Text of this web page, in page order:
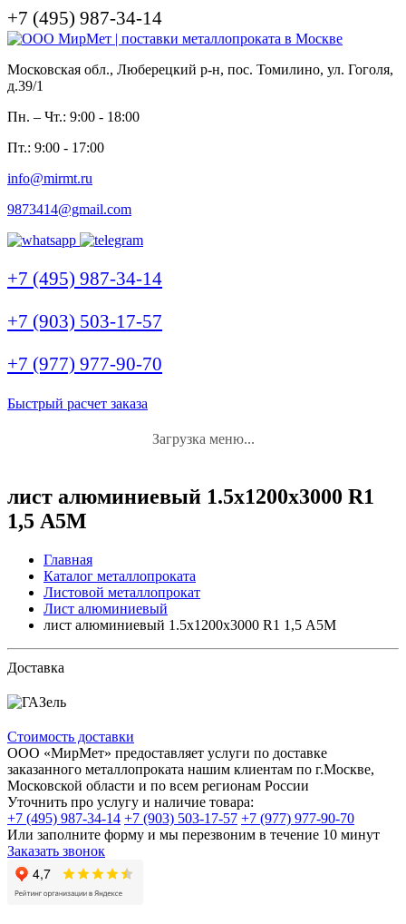
+7 (495) 987-34-14
Московская обл., Люберецкий р-н, пос. Томилино, ул. Гоголя,
д.39/1
Пн. – Чт.: 9:00 - 18:00
Пт.: 9:00 - 17:00
info@mirmt.ru
9873414@gmail.com
+7 (495) 987-34-14
+7 (903) 503-17-57
+7 (977) 977-90-70
Быстрый расчет заказа
Загрузка меню...
лист алюминиевый 1.5x1200x3000 R1
1,5 А5М
Главная
Каталог металлопроката
Листовой металлопрокат
Лист алюминиевый
лист алюминиевый 1.5x1200x3000 R1 1,5 А5М
Доставка
Стоимость доставки
ООО «МирМет» предоставляет услуги по доставке
заказанного металлопроката нашим клиентам по г.Москве,
Московской области и по всем регионам России
Уточнить про услугу и наличие товара:
+7 (495) 987-34-14 +7 (903) 503-17-57 +7 (977) 977-90-70
Или заполните форму и мы перезвоним в течение 10 минут
Заказать звонок